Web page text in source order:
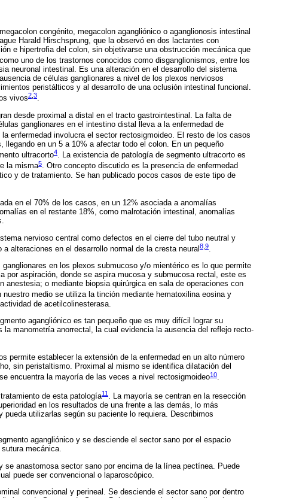
congénito, megacolon agangliónico o aganglionosis intestinal
Harald Hirschsprung, que la observó en dos lactantes con
e hipertrofia del colon, sin objetivarse una obstrucción mecánica que
uno de los trastornos conocidos como disganglionismos, entre los
neuronal intestinal. Es una alteración en el desarrollo del sistema
de células ganglionares a nivel de los plexos nerviosos
peristálticos y al desarrollo de una oclusión intestinal funcional.
vivos2 3.
desde proximal a distal en el tracto gastrointestinal. La falta de
ganglionares en el intestino distal lleva a la enfermedad de
enfermedad involucra el sector rectosigmoideo. El resto de los casos
en un 5 a 10% a afectar todo el colon. En un pequeño
ultracorto4. La existencia de patología de segmento ultracorto es
la misma5. Otro concepto discutido es la presencia de enfermedad
y de tratamiento. Se han publicado pocos casos de este tipo de
en el 70% de los casos, en un 12% asociada a anomalías
en el restante 18%, como malrotación intestinal, anomalías
nervioso central como defectos en el cierre del tubo neutral y
alteraciones en el desarrollo normal de la cresta neural 8 9
en los plexos submucoso y/o mientérico es lo que permite
por aspiración, donde se aspira mucosa y submucosa rectal, este es
o mediante biopsia quirúrgica en sala de operaciones con
medio se utiliza la tinción mediante hematoxilina eosina y
de acetilcolinesterasa.
agangliónico es tan pequeño que es muy difícil lograr su
manometría anorrectal, la cual evidencia la ausencia del reflejo recto-
permite establecer la extensión de la enfermedad en un alto número
sin peristaltismo. Proximal al mismo se identifica dilatación del
encuentra la mayoría de las veces a nivel rectosigmoideo10.
de esta patología11 . La mayoría se centran en la resección
en los resultados de una frente a las demás, lo más
utilizarlas según su paciente lo requiera. Describimos
agangliónico y se desciende el sector sano por el espacio
mecánica.
anastomosa sector sano por encima de la línea pectínea. Puede
puede ser convencional o laparoscópico.
convencional y perineal. Se desciende el sector sano por dentro